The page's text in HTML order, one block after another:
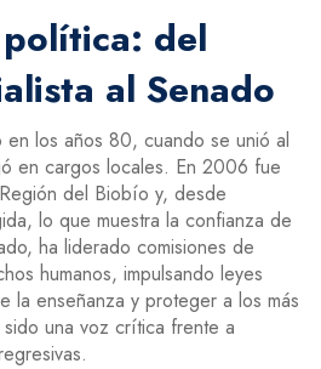
del
al Senado
en los años 80, cuando se unió al
en cargos locales. En 2006 fue
del Biobío y, desde
lo que muestra la confianza de
ha liderado comisiones de
humanos, impulsando leyes
la enseñanza y proteger a los más
una voz crítica frente a